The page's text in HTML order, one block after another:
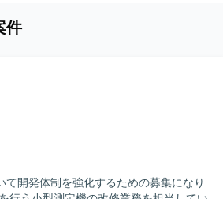
件
て開発体制を強化するための募集になり